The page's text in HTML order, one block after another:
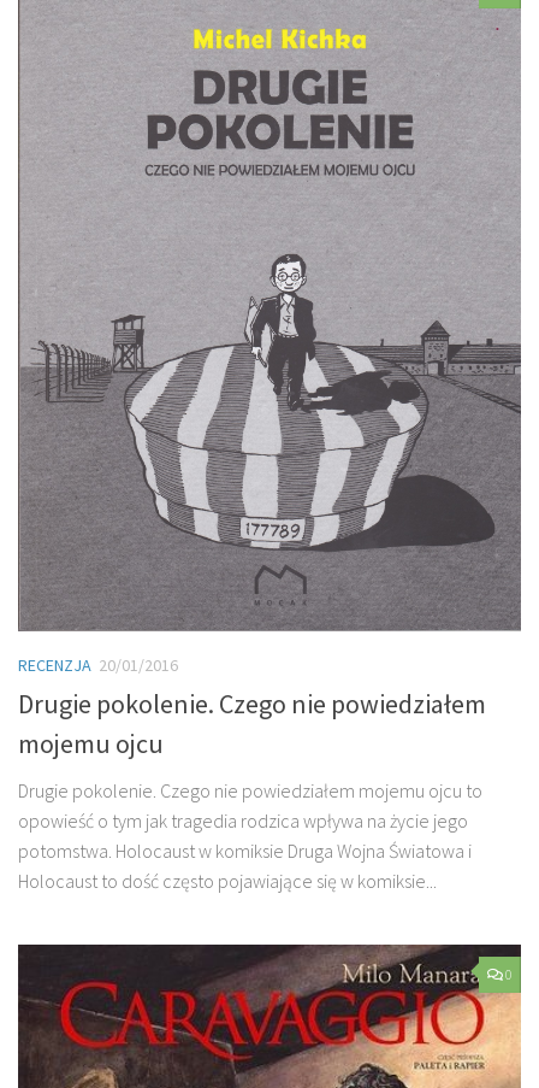
RECENZJA 20/01/2016
Drugie pokolenie. Czego nie powiedziałem
mojemu ojcu
Drugie pokolenie. Czego nie powiedziałem mojemu ojcu to
opowieść o tym jak tragedia rodzica wpływa na życie jego
potomstwa. Holocaust w komiksie Druga Wojna Światowa i
Holocaust to dość często pojawiające się w komiksie...
0